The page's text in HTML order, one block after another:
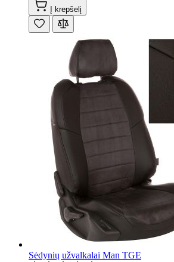
Į krepšelį
Sėdynių užvalkalai Man TGE